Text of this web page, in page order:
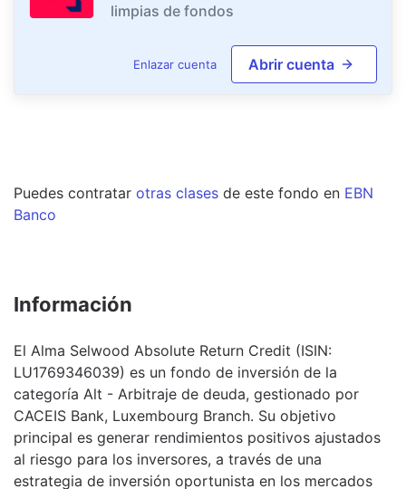
limpias de fondos
Enlazar cuenta Abrir cuenta
Puedes contratar otras clases de este fondo en EBN
Banco
Información
El Alma Selwood Absolute Return Credit (ISIN:
LU1769346039) es un fondo de inversión de la
categoría Alt - Arbitraje de deuda, gestionado por
CACEIS Bank, Luxembourg Branch. Su objetivo
principal es generar rendimientos positivos ajustados
al riesgo para los inversores, a través de una
estrategia de inversión oportunista en los mercados